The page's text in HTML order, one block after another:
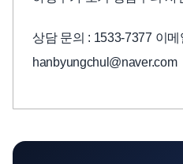
상담 문의 : 1533-7377 이메
hanbyungchul@naver.com